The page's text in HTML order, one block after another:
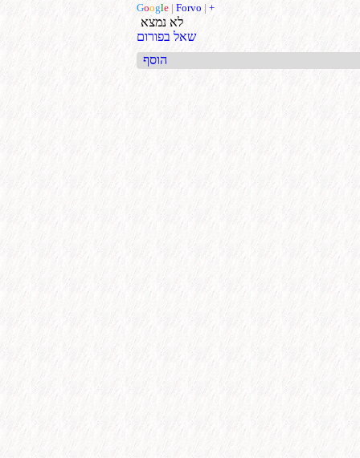
Google | Forvo | +
לא נמצא
שאל בפורום
הוסף